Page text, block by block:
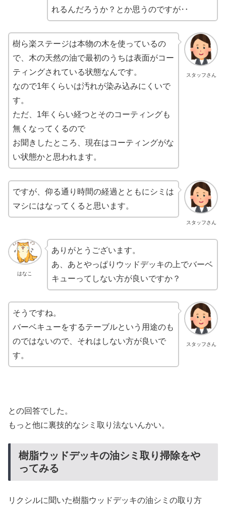
れるんだろうか？とか思うのですが‥
スタッフさん
樹ら楽ステージは本物の木を使っているの
で、木の天然の油で最初のうちは表面がコー
ティングされている状態なんです。
なので1年くらいは汚れが染み込みにくいで
す。
ただ、1年くらい経つとそのコーティングも
無くなってくるので
お聞きしたところ、現在はコーティングがな
い状態かと思われます。
スタッフさん
ですが、仰る通り時間の経過とともにシミは
マシにはなってくると思います。
はなこ
ありがとうございます。
あ、あとやっぱりウッドデッキの上でバーベ
キューってしない方が良いですか？
スタッフさん
そうですね。
バーベキューをするテーブルという用途のも
のではないので、それはしない方が良いで
す。
との回答でした。
もっと他に裏技的なシミ取り法ないんかい。
樹脂ウッドデッキの油シミ取り掃除をや
ってみる
リクシルに聞いた樹脂ウッドデッキの油シミの取り方